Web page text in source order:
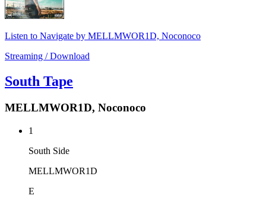
Listen to Navigate by MELLMWOR1D, Noconoco
Streaming / Download
South Tape
MELLMWOR1D, Noconoco
1
South Side
MELLMWOR1D
E